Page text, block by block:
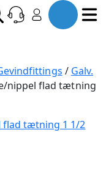
/ Galv.
nippel flad tætning